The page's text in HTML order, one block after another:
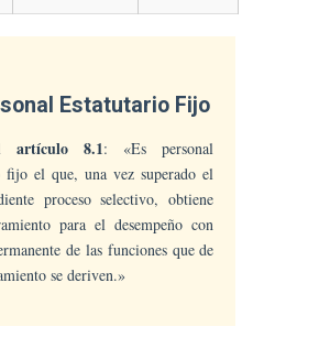
Estatutario Fijo
artículo 8.1: «Es personal
fijo el que, una vez superado el
proceso selectivo, obtiene
para el desempeño con
de las funciones que de
se deriven.»